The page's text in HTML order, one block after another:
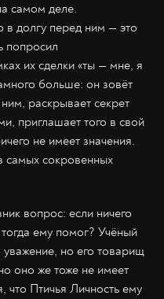
самом деле.
в долгу перед ним — это
попросил
их сделки «ты — мне, я
больше: он зовёт
раскрывает секрет
приглашает того в свой
не имеет значения.
самых сокровенных
вопрос: если ничего
ему помог? Учёный
уважение, но его товарищ
оно же тоже не имеет
что Птичья Личность ему